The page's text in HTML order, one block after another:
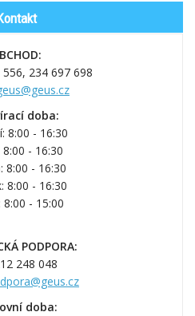
234 697 698
doba:
8:00 - 16:30
- 16:30
8:00 - 16:30
8:00 - 16:30
8:00 - 15:00
PODPORA:
248 048
doba: